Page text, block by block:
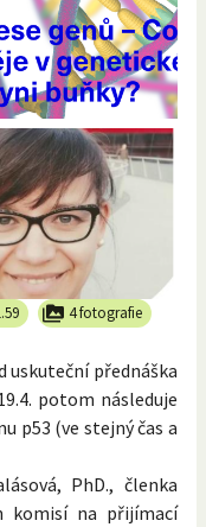
4 fotografie
uskuteční přednáška
potom následuje
p53 (ve stejný čas a
PhD., členka
komisí na přijímací